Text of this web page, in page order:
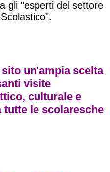
gli "esperti del settore
un'ampia scelta
visite
culturale e
tutte le scolaresche